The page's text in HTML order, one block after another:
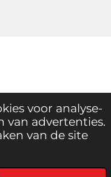
voor analyse-
van advertenties.
van de site